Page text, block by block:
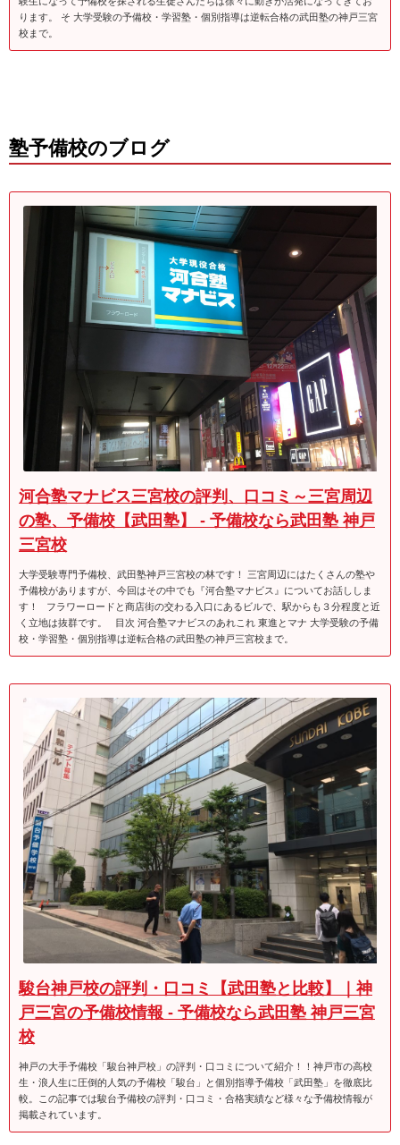
ります。 そ 大学受験の予備校・学習塾・個別指導は逆転合格の武田塾の神戸三宮
校まで。
塾予備校のブログ
河合塾マナビス三宮校の評判、口コミ～三宮周辺
の塾、予備校【武田塾】 - 予備校なら武田塾 神戸
三宮校
大学受験専門予備校、武田塾神戸三宮校の林です！ 三宮周辺にはたくさんの塾や
予備校がありますが、今回はその中でも『河合塾マナビス』についてお話ししま
す！ フラワーロードと商店街の交わる入口にあるビルで、駅からも３分程度と近
く立地は抜群です。 目次 河合塾マナビスのあれこれ 東進とマナ 大学受験の予備
校・学習塾・個別指導は逆転合格の武田塾の神戸三宮校まで。
駿台神戸校の評判・口コミ【武田塾と比較】｜神
戸三宮の予備校情報 - 予備校なら武田塾 神戸三宮
校
神戸の大手予備校「駿台神戸校」の評判・口コミについて紹介！！神戸市の高校
生・浪人生に圧倒的人気の予備校「駿台」と個別指導予備校「武田塾」を徹底比
較。この記事では駿台予備校の評判・口コミ・合格実績など様々な予備校情報が
掲載されています。